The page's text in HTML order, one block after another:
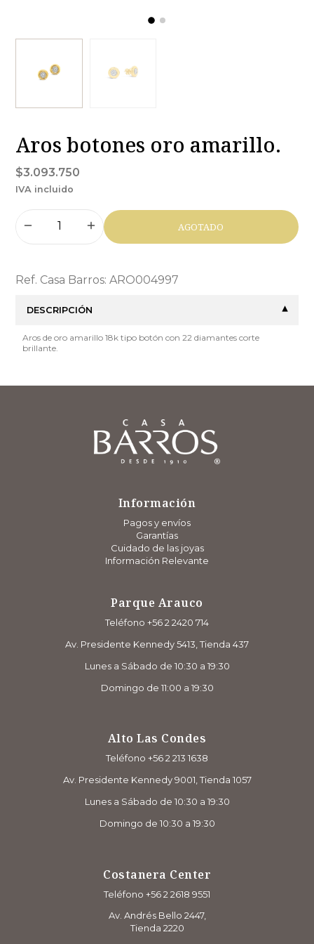
Aros botones oro amarillo.
$3.093.750
IVA incluido
AGOTADO
Ref. Casa Barros: ARO004997
DESCRIPCIÓN
Aros de oro amarillo 18k tipo botón con 22 diamantes corte
brillante.
Información
Pagos y envíos
Garantías
Cuidado de las joyas
Información Relevante
Parque Arauco
Teléfono +56 2 2420 714
Av. Presidente Kennedy 5413, Tienda 437
Lunes a Sábado de 10:30 a 19:30
Domingo de 11:00 a 19:30
Alto Las Condes
Teléfono +56 2 213 1638
Av. Presidente Kennedy 9001, Tienda 1057
Lunes a Sábado de 10:30 a 19:30
Domingo de 10:30 a 19:30
Costanera Center
Teléfono +56 2 2618 9551
Av. Andrés Bello 2447,
Tienda 2220